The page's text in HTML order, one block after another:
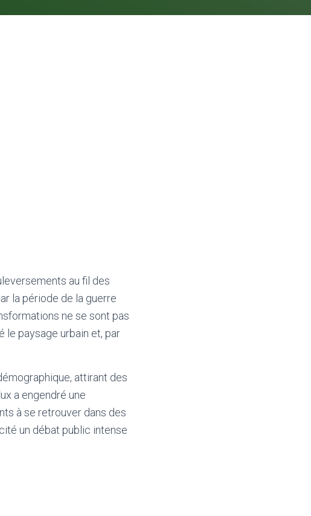
au fil des
la période de la guerre
ne se sont pas
le paysage urbain et, par
attirant des
a engendré une
à se retrouver dans des
un débat public intense